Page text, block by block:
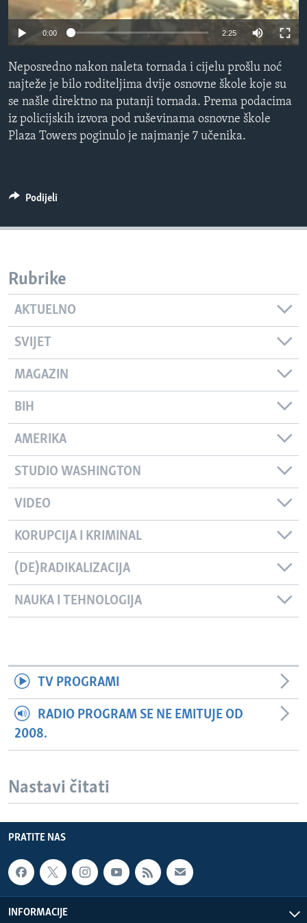
MAGAZIN
O GLASU AMERIKE
Learning English
PRATITE NAS
0:00 2:25
Neposredno nakon naleta tornada i cijelu prošlu noć
najteže je bilo roditeljima dvije osnovne škole koje su
se našle direktno na putanji tornada. Prema podacima
iz policijskih izvora pod ruševinama osnovne škole
Plaza Towers poginulo je najmanje 7 učenika.
Podijeli
Rubrike
AKTUELNO
SVIJET
MAGAZIN
BIH
AMERIKA
STUDIO WASHINGTON
VIDEO
KORUPCIJA I KRIMINAL
(DE)RADIKALIZACIJA
NAUKA I TEHNOLOGIJA
TV PROGRAMI
RADIO PROGRAM SE NE EMITUJE OD
2008.
Nastavi čitati
PRATITE NAS
INFORMACIJE